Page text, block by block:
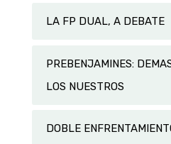
LA FP DUAL, A DEBATE
PREBENJAMINES:
LOS NUESTROS
DOBLE